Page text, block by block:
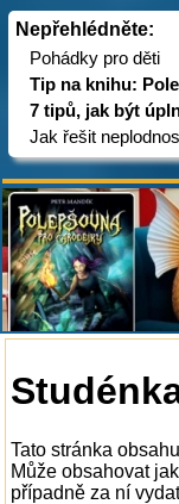
Nepřehlédněte:
Pohádky pro děti
Tip na knihu:
7 tipů, jak být
Jak řešit
Tato stránka
Může obsahovat
případně za ní